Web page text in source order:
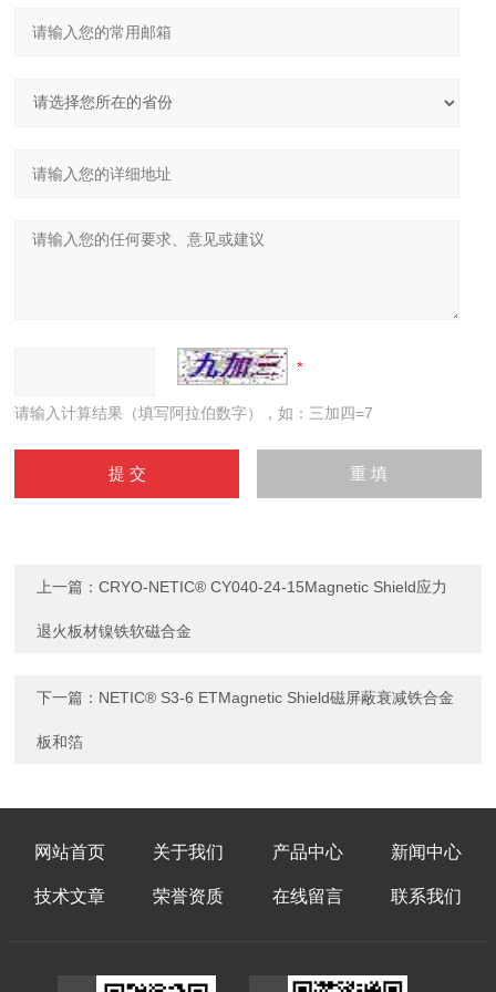
请输入计算结果（填写阿拉伯数字），如：三加四=7
上一篇：CRYO-NETIC® CY040-24-15Magnetic Shield应力
退火板材镍铁软磁合金
下一篇： NETIC® S3-6 ETMagnetic Shield磁屏蔽衰减铁合金
板和箔
网站首页 关于我们 产品中心 新闻中心
技术文章 荣誉资质 在线留言 联系我们